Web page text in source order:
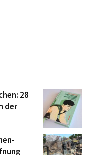
28
der